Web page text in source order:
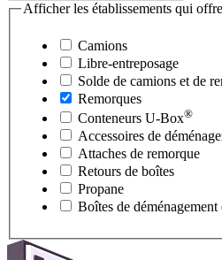
Afficher les établissements qui
Camions
Libre-entreposage
Solde de camions et de
Remorques
Conteneurs U-Box®
Accessoires de
Attaches de remorque
Retours de boîtes
Propane
Boîtes de déménagement